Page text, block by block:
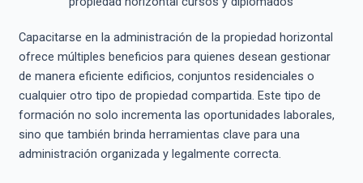
Capacitarse en la administración de la propiedad horizontal
ofrece múltiples beneficios para quienes desean gestionar
de manera eficiente edificios, conjuntos residenciales o
cualquier otro tipo de propiedad compartida. Este tipo de
formación no solo incrementa las oportunidades laborales,
sino que también brinda herramientas clave para una
administración organizada y legalmente correcta.